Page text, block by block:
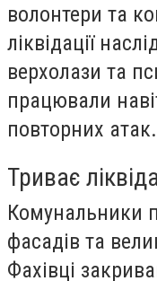
волонтери та
ліквідації
верхолази та
працювали
повторних атак.
Триває
Комунальники
фасадів та
Фахівці